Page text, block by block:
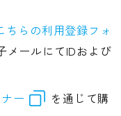
ちらの利用登録フォ
メールにてIDおよび
ー
を通じて購